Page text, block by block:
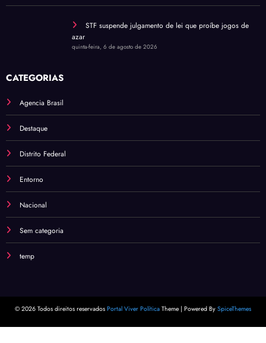
STF suspende julgamento de lei que proíbe jogos de
azar
quinta-feira, 6 de agosto de 2026
CATEGORIAS
Agencia Brasil
Destaque
Distrito Federal
Entorno
Nacional
Sem categoria
temp
© 2026 Todos direitos reservados Portal Viver Política Theme | Powered By SpiceThemes